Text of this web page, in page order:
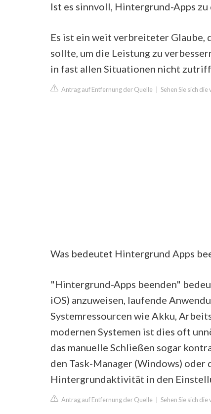
Ist es sinnvoll, Hintergrund-Apps
Es ist ein weit verbreiteter Glaube,
sollte, um die Leistung zu
in fast allen Situationen nicht
Antrag auf Entfernung der Quelle Sehen Sie sich
Was bedeutet Hintergrund Apps
"Hintergrund-Apps beenden"
iOS) anzuweisen, laufende
Systemressourcen wie Akku,
modernen Systemen ist dies oft
das manuelle Schließen sogar
den Task-Manager (Windows)
Hintergrundaktivität in den
Antrag auf Entfernung der Quelle Sehen Sie sich